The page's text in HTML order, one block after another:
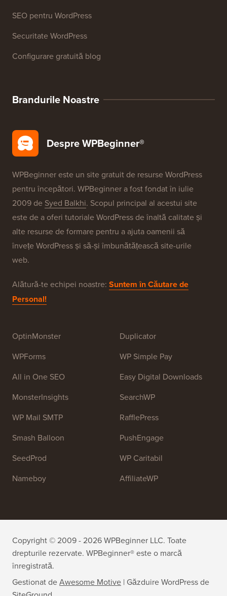
Cursuri WordPress
Glosar WordPress
Recenzii produse WordPress
SEO pentru WordPress
Configurare gratuită blog
Brandurile Noastre
Despre WPBeginner®
WPBeginner este un site gratuit de resurse WordPress
2009 deSyed Balkhi. Scopul principal al acestui site
este de a oferi tutoriale WordPress de înaltă calitate și
web.
Personal!
OptinMonster
WPForms
All in One SEO
WP Mail SMTP
Smash Balloon
SeedProd
Nameboy
Duplicator
WP Simple Pay
Easy Digital Downloads
RafflePress
PushEngage
WP Caritabil
AffiliateWP